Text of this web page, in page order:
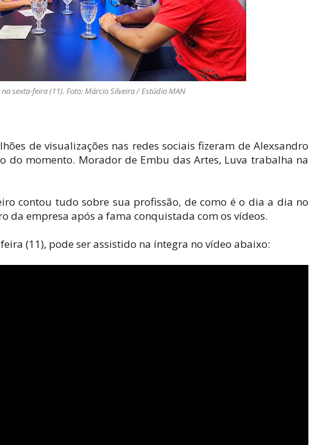
sexta-feira (11). Foto: Márcio Silveira / Estúdio MAN
de visualizações nas redes sociais fizeram de Alexsandro
do momento. Morador de Embu das Artes, Luva trabalha na
contou tudo sobre sua profissão, de como é o dia a dia no
da empresa após a fama conquistada com os vídeos.
(11), pode ser assistido na íntegra no vídeo abaixo: